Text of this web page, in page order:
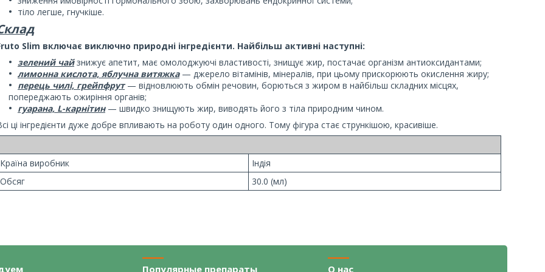
тіло легше, гнучкіше.
Slim включає виключно природні інгредієнти. Найбільш активні наступні:
зелений чайзнижує апетит, має омолоджуючі властивості, знищує жир, постачає організм антиоксидантами;
лимонна кислота, яблучна витяжка— джерело вітамінів, мінералів, при цьому прискорюють окислення жиру;
перець чилі, грейпфрут— відновлюють обмін речовин, борються з жиром в найбільш складних місцях,
попереджають ожиріння органів;
гуарана, L-карнітин— швидко знищують жир, виводять його з тіла природним чином.
ці інгредієнти дуже добре впливають на роботу один одного. Тому фігура стає стрункішою, красивіше.
Країна виробник
Індія
Обсяг
30.0 (мл)
Популярные препараты О нас